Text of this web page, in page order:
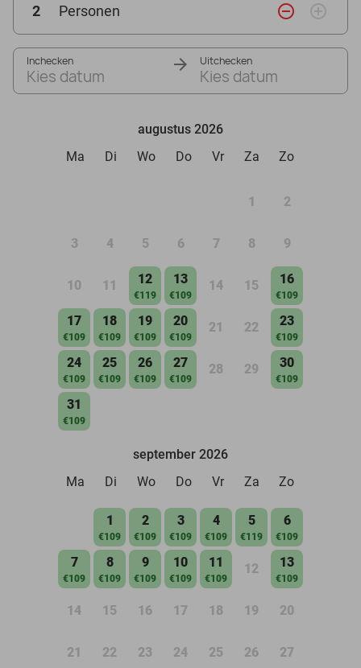
2 Personen remove_circle_outline add_circle_outline
Inchecken
Kies datum
Uitchecken
Kies datum
augustus 2026
Ma
Di Wo Do Vr Za Zo
1 2
3 4 5 6 7 8 9
10 11 12
€119
13
€109
14 15 16
€109
17
€109
18
€109
19
€109
20
€109
21 22 23
€109
24
€109
25
€109
26
€109
27
€109
28 29 30
€109
31
€109
september 2026
Ma
Di Wo Do Vr Za Zo
1
€109
2
€109
3
€109
4
€109
5
€119
6
€109
7
€109
8
€109
9
€109
10
€109
11
€109
12 13
€109
14 15 16 17 18 19 20
21 22 23 24 25 26 27